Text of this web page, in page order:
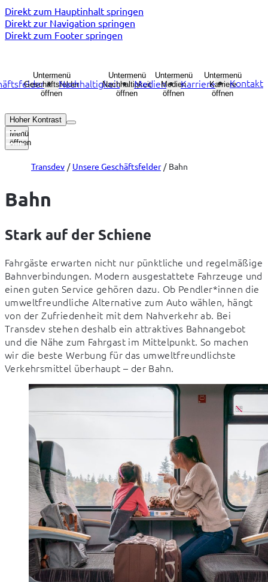
Direkt zum Hauptinhalt springen
Direkt zur Navigation springen
Direkt zum Footer springen
Untermenü
Geschäftsfelder
öffnen
Nachhaltigkeit
Untermenü
Nachhaltigkeit
öffnen
Medien
Untermenü
Medien
öffnen
Karriere
Untermenü
Karriere
öffnen
Kontakt
Hoher Kontrast
Menü
öffnen
Transdev Unsere Geschäftsfelder Bahn
Bahn
Stark auf der Schiene
Fahrgäste erwarten nicht nur pünktliche und regelmäßige
Bahnverbindungen. Modern ausgestattete Fahrzeuge und
einen guten Service gehören dazu. Ob Pendler*innen die
umweltfreundliche Alternative zum Auto wählen, hängt
von der Zufriedenheit mit dem Nahverkehr ab. Bei
Transdev stehen deshalb ein attraktives Bahnangebot
und die Nähe zum Fahrgast im Mittelpunkt. So machen
wir die beste Werbung für das umweltfreundlichste
Verkehrsmittel überhaupt – der Bahn.